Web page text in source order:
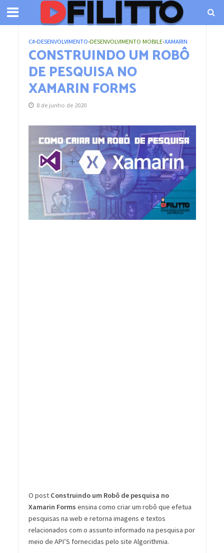
C#•DESENVOLVIMENTO•DESENVOLVIMENTO MOBILE•XAMARIN
CONSTRUINDO UM ROBÔ
DE PESQUISA NO
XAMARIN FORMS
8 de junho de 2020
O post Construindo um Robô de pesquisa no
Xamarin Forms ensina como criar um robô que efetua
pesquisas na web e retorna imagens e textos
relacionados com o assunto informado na pesquisa por
meio de API’S fornecidas pelo site Algorithmia.